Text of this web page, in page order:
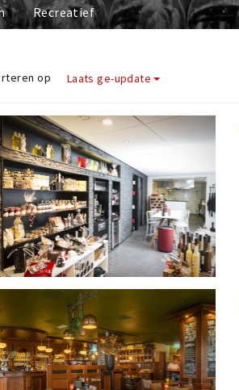
Recreatief
op Laats ge-update